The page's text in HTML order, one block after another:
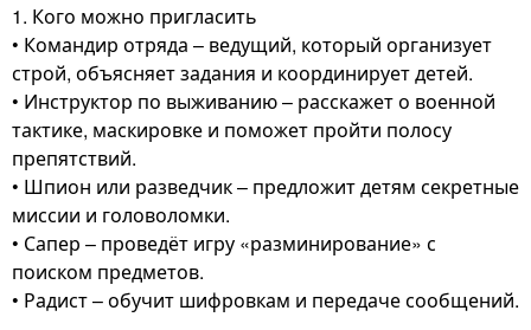
1. Кого можно пригласить
• Командир отряда – ведущий, который организует
строй, объясняет задания и координирует детей.
• Инструктор по выживанию – расскажет о военной
тактике, маскировке и поможет пройти полосу
препятствий.
• Шпион или разведчик – предложит детям секретные
миссии и головоломки.
• Сапер – проведёт игру «разминирование» с
поиском предметов.
• Радист – обучит шифровкам и передаче сообщений.